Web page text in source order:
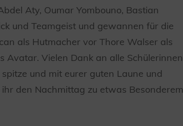
Aty, Oumar Yombouno, Bastian
und Teamgeist und gewannen für die
als Hutmacher vor Thore Walser als
Avatar. Vielen Dank an alle Schülerinnen
und mit eurer guten Laune und
den Nachmittag zu etwas Besonderem